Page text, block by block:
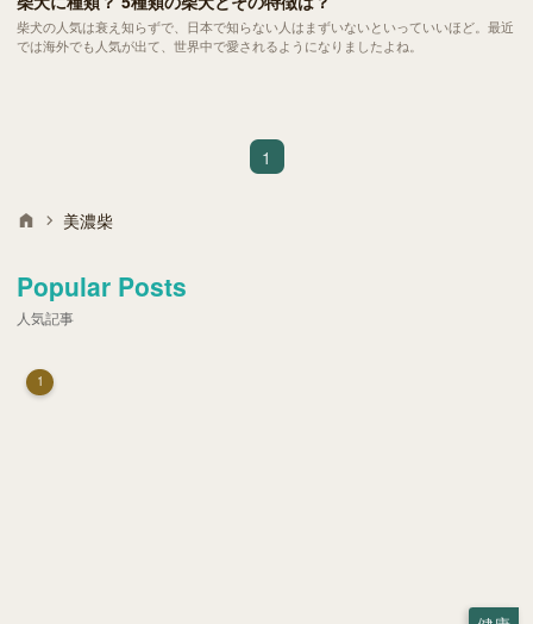
柴犬の人気は衰え知らずで、日本で知らない人はまずいないといっていいほど。最近
では海外でも人気が出て、世界中で愛されるようになりましたよね。
1
美濃柴
Popular Posts
人気記事
1